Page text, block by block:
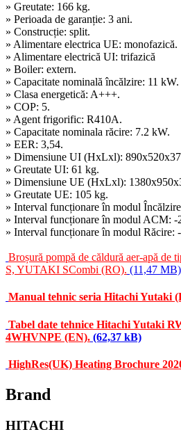
» Greutate: 166 kg.
» Perioada de garanție: 3 ani.
» Construcție: split.
» Alimentare electrica UE: monofazică.
» Alimentare electrică UI: trifazică
» Boiler: extern.
» Capacitate nominală încălzire: 11 kW.
» Clasa energetică: A+++.
» COP: 5.
» Agent frigorific: R410A.
» Capacitate nominala răcire: 7.2 kW.
» EER: 3,54.
» Dimensiune UI (HxLxl):
» Greutate UI: 61 kg.
» Dimensiune UE (HxLxl):
» Greutate UE: 105 kg.
» Interval funcționare în modul
» Interval funcționare în modul ACM:
» Interval funcționare în modul
Broșură pompă de căldură aer-apă
S, YUTAKI SCombi (RO).
Manual tehnic seria Hitachi Yutaki
Tabel date tehnice Hitachi Yutaki
4WHVNPE (EN).
HighRes(UK) Heating Brochure
Brand
HITACHI